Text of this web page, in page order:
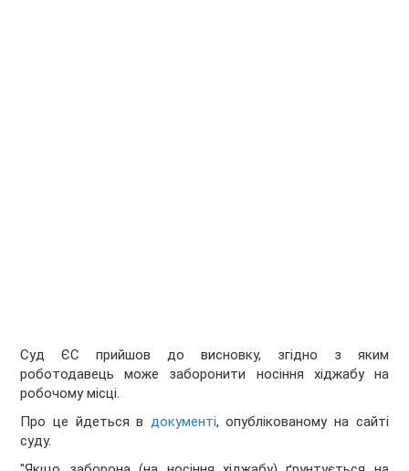
Суд ЄС прийшов до висновку, згідно з яким
роботодавець може заборонити носіння хіджабу на
робочому місці.
Про це йдеться в документі, опублікованому на сайті
суду.